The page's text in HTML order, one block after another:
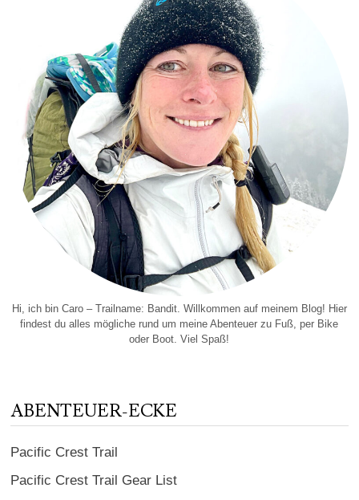
Hi, ich bin Caro – Trailname: Bandit. Willkommen auf meinem Blog! Hier
findest du alles mögliche rund um meine Abenteuer zu Fuß, per Bike
oder Boot. Viel Spaß!
ABENTEUER-ECKE
Pacific Crest Trail
Pacific Crest Trail Gear List